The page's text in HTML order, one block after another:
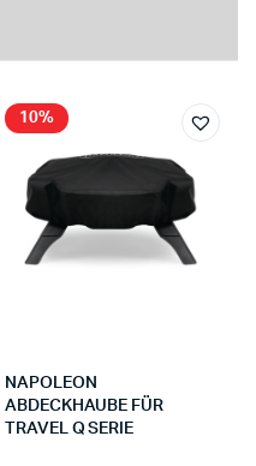
10%
NAPOLEON
ABDECKHAUBE FÜR
TRAVEL Q SERIE